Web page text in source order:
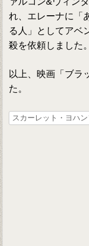
れ、エレーナに「
る人」としてアベ
殺を依頼しました。
以上、映画「ブラ
た。
スカーレット・ヨハン